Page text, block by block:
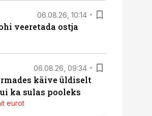
06.08.26, 10:14
veeretada ostja
06.08.26, 09:34
käive üldiselt
ka sulas pooleks
eurot